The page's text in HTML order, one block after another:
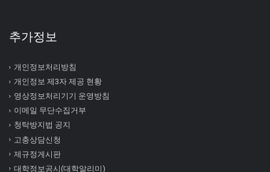
추가정보
개인정보처리방침
개인정보 제3자 제공 현황
영상정보처리기기 운영방침
이메일 무단수집거부
청탁방지법 공지
고충상담신청
제규정게시판
대학정보공시(대학알리미)